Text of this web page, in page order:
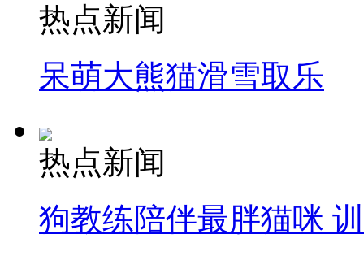
司机酒驾遇交警 急速倒车逃窜
热点新闻
呆萌大熊猫滑雪取乐
热点新闻
狗教练陪伴最胖猫咪